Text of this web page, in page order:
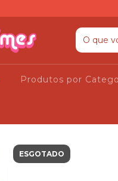
Produtos por
ESGOTADO